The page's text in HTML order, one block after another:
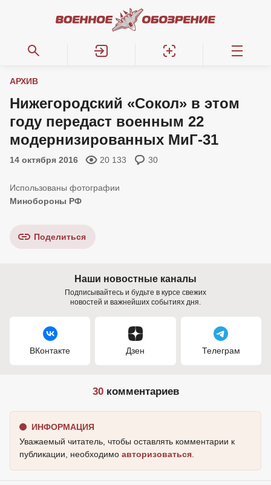
АРХИВ
Нижегородский «Сокол» в этом
году передаст военным 22
модернизированных МиГ-31
14 октября 2016 20 133 30
Минобороны РФ
Поделиться
Наши новостные каналы
Подписывайтесь и будьте в курсе свежих
новостей и важнейших событиях дня.
ВКонтакте Дзен Телеграм
30комментариев
ИНФОРМАЦИЯ
Уважаемый читатель, чтобы оставлять комментарии к
публикации, необходимо авторизоваться